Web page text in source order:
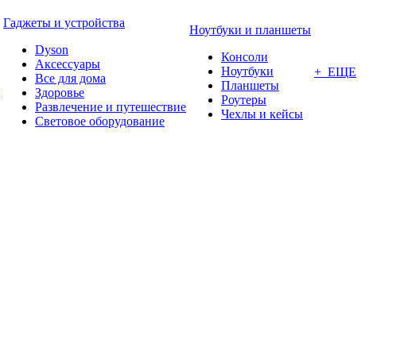
Гаджеты и устройства
Dyson
Аксессуары
Все для дома
Здоровье
Развлечение и путешествие
Световое оборудование
Ноутбуки и планшеты
Консоли
Ноутбуки
Планшеты
Роутеры
Чехлы и кейсы
+ ЕЩЕ